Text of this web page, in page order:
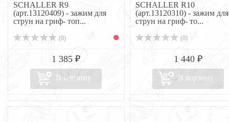
SCHALLER R9
(арт.13120409) - зажим для
струн на гриф- топ...
(0)
1 385 ₽
В корзину
SCHALLER R10
(арт.13120310) - зажим для
струн на гриф- то...
(0)
1 440 ₽
В корзину